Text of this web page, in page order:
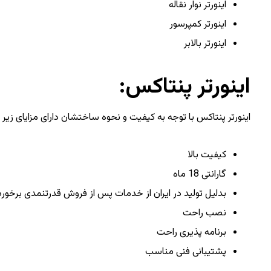
اینورتر نوار نقاله
اینورتر کمپرسور
اینورتر بالابر
اینورتر پنتاکس:
اینورتر پنتاکس با توجه به کیفیت و نحوه ساختشان دارای مزایای
کیفیت بالا
گارانتی 18 ماه
بدلیل تولید در ایران از خدمات پس از فروش قدرتنمدی
نصب راحت
برنامه پذیری راحت
پشتیبانی فنی مناسب